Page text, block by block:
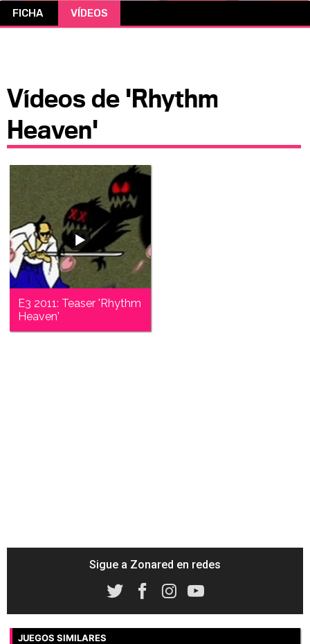
FICHA VÍDEOS
Vídeos de 'Rhythm
Heaven'
E3 2011: Teaser 'Rhythm
Heaven'
Sigue a Zonared en redes
JUEGOS SIMILARES